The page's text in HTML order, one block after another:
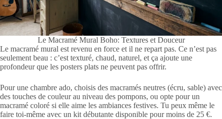
Le Macramé Mural Boho: Textures et Douceur
Le macramé mural est revenu en force et il ne repart pas. Ce n’est pas
seulement beau : c’est texturé, chaud, naturel, et ça ajoute une
profondeur que les posters plats ne peuvent pas offrir.
Pour une chambre ado, choisis des macramés neutres (écru, sable) avec
des touches de couleur au niveau des pompons, ou opte pour un
macramé coloré si elle aime les ambiances festives. Tu peux même le
faire toi-même avec un kit débutante disponible pour moins de 25 €.